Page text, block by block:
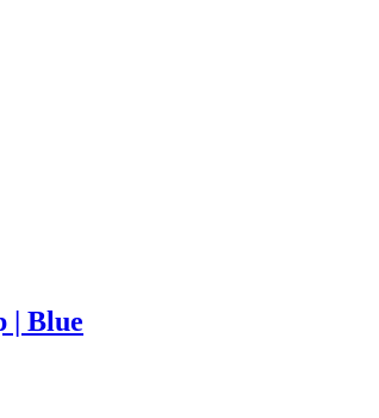
| Blue